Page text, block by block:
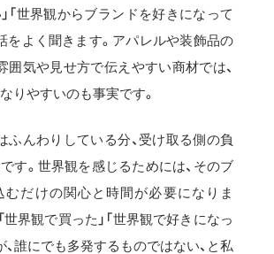
「世界観からブランドを好きになって
をよく聞きます。アパレルや装飾品の
囲気や見せ方で伝えやすい商材では、
りやすいのも事実です。
ふんわりしている分、受け取る側の負
す。世界観を感じるためには、そのブ
むだけの関心と時間が必要になりま
世界観で買った」「世界観で好きになっ
、誰にでも多発するものではない、と私